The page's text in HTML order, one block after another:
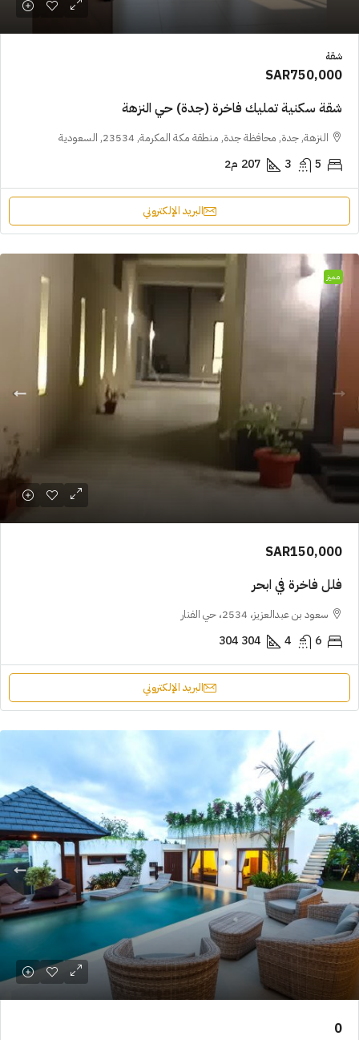
شقة
SAR750,000
شقة سكنية تمليك فاخرة (جدة) حي النزهة
النزهة, جدة, محافظة جدة, منطقة مكة المكرمة, 23534, السعودية
5
3
207م2
البريد الإلكتروني
مميز
SAR150,000
فلل فاخرة في ابحر
سعود بن عبدالعزيز، 2534، حي الفنار
6
4
304
304
البريد الإلكتروني